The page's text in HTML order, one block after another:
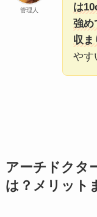
管理人
は
強め
収ま
やす
アーチドクタ
は？メリット